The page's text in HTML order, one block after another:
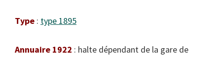
Type : type 1895
Annuaire 1922 : halte dépendant de la gare de